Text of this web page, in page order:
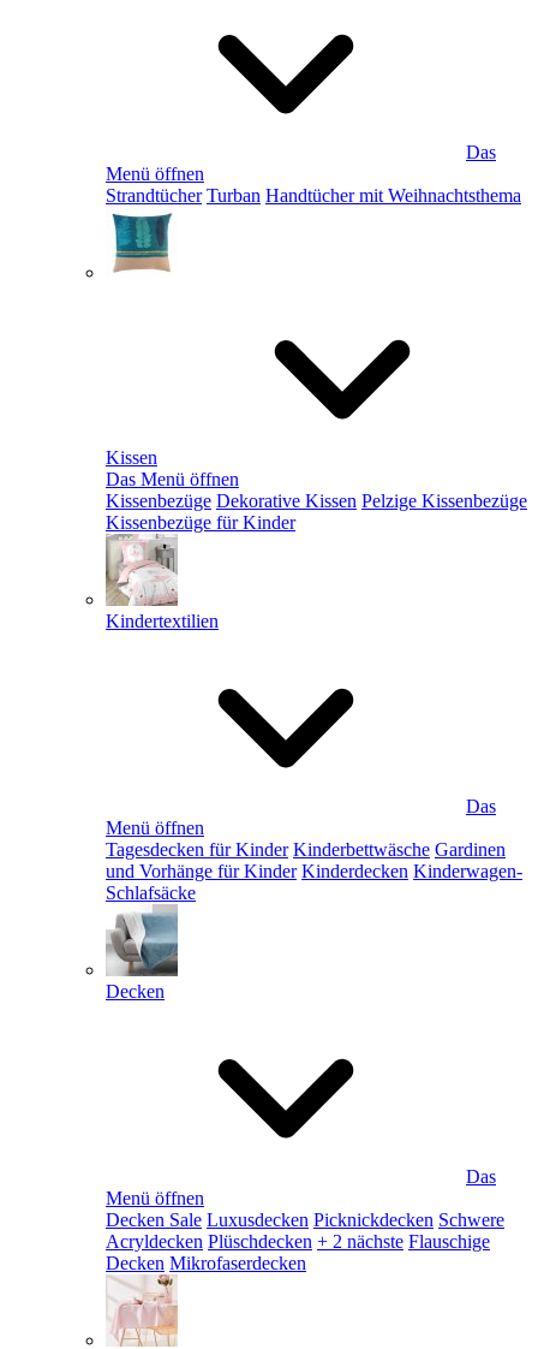
Das
Menü öffnen
Strandtücher Turban Handtücher mit Weihnachtsthema
Kissen
Das Menü öffnen
Kissenbezüge Dekorative Kissen Pelzige Kissenbezüge
Kissenbezüge für Kinder
Kindertextilien
Das
Menü öffnen
Tagesdecken für Kinder Kinderbettwäsche Gardinen
und Vorhänge für Kinder Kinderdecken Kinderwagen-
Schlafsäcke
Decken
Das
Menü öffnen
Decken Sale Luxusdecken Picknickdecken Schwere
Acryldecken Plüschdecken + 2 nächste Flauschige
Decken Mikrofaserdecken